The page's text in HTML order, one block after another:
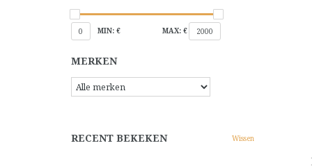
0 MIN: € MAX: € 2000
MERKEN
RECENT BEKEKEN Wissen